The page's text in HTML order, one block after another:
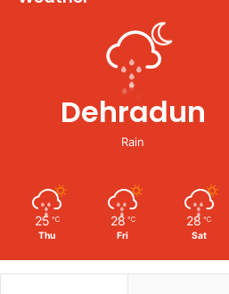
Dehradun
Rain
25 ℃
Thu
28 ℃
Fri
28 ℃
Sat